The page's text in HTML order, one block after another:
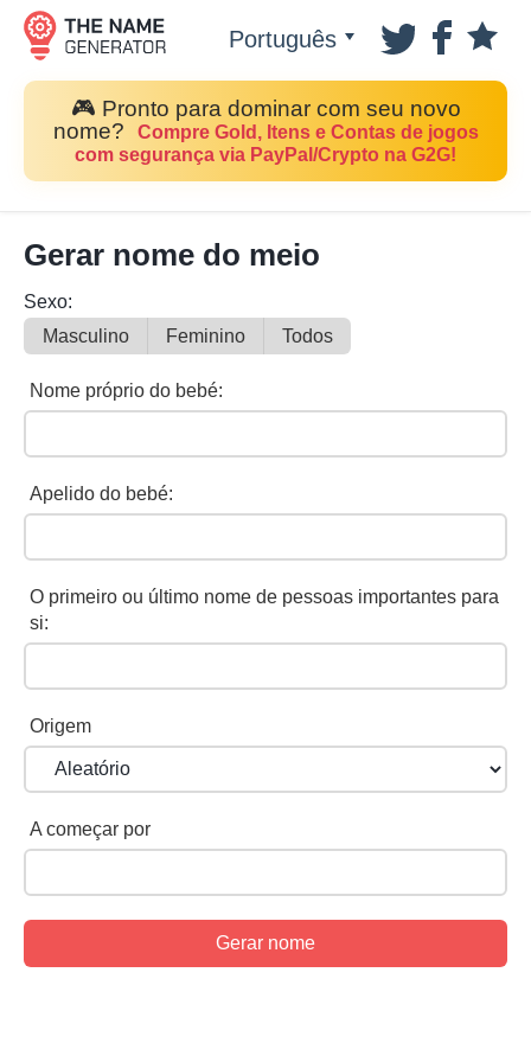
Português
🎮 Pronto para dominar com seu novo
nome?
Compre Gold, Itens e Contas de jogos
com segurança via PayPal/Crypto na G2G!
Gerar nome do meio
Sexo:
Masculino
Feminino Todos
Nome próprio do bebé:
Apelido do bebé:
O primeiro ou último nome de pessoas importantes para
si:
Origem
A começar por